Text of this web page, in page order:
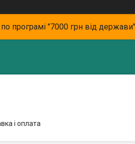
програмі "7000 грн від держави"
і оплата